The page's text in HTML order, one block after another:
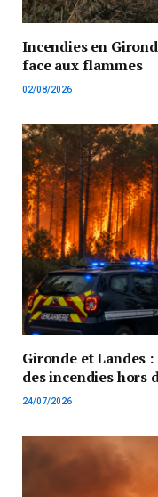
Incendies en
face aux flammes
02/08/2026
Gironde et Landes
des incendies hors
24/07/2026